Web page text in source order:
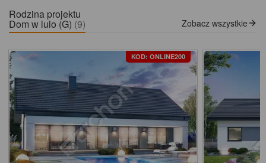
Rodzina projektu
Dom w lulo (G) (9) Zobacz wszystkie
KOD: ONLINE200